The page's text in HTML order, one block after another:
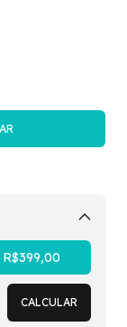
R$399,00
CALCULAR